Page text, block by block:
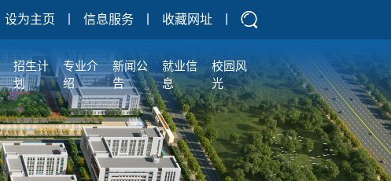
设为主页 信息服务 收藏网址
招生计
划
专业介
绍
新闻公
告
就业信
息
校园风
光